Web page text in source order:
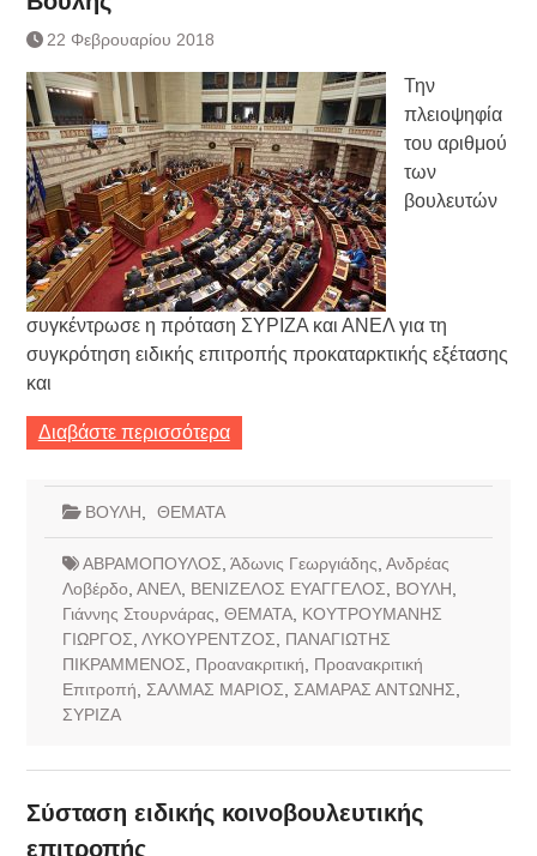
Συναλλάγματος &
Τραπεζογραμματίων 7-3-2019
Ημερήσιο Δελτίο Τιμών
Συναλλάγματος &
Τραπεζογραμματίων 4-3-2019
Κάθοδος αγροτών
Δικαιοσύνη
22 Φεβρουαρίου 2018
Την
πλειοψηφία
του αριθμού
των
βουλευτών
συγκέντρωσε η πρόταση ΣΥΡΙΖΑ και ΑΝΕΛ για τη
συγκρότηση ειδικής επιτροπής προκαταρκτικής εξέτασης
και
Διαβάστε περισσότερα
ΒΟΥΛΗ ΘΕΜΑΤΑ
ΑΒΡΑΜΟΠΟΥΛΟΣ Άδωνις Γεωργιάδης Ανδρέας
Λοβέρδο ΑΝΕΛ, ΒΕΝΙΖΕΛΟΣ ΕΥΑΓΓΕΛΟΣ ΒΟΥΛΗ
Γιάννης Στουρνάρας ΘΕΜΑΤΑ, ΚΟΥΤΡΟΥΜΑΝΗΣ
ΓΙΩΡΓΟΣ ΛΥΚΟΥΡΕΝΤΖΟΣ
ΠΑΝΑΓΙΩΤΗΣ
ΠΙΚΡΑΜΜΕΝΟΣ
Προανακριτική
Προανακριτική
Επιτροπή
ΣΑΛΜΑΣ ΜΑΡΙΟΣ ΣΑΜΑΡΑΣ ΑΝΤΩΝΗΣ
ΣΥΡΙΖΑ
Σύσταση ειδικής κοινοβουλευτικής
επιτροπής